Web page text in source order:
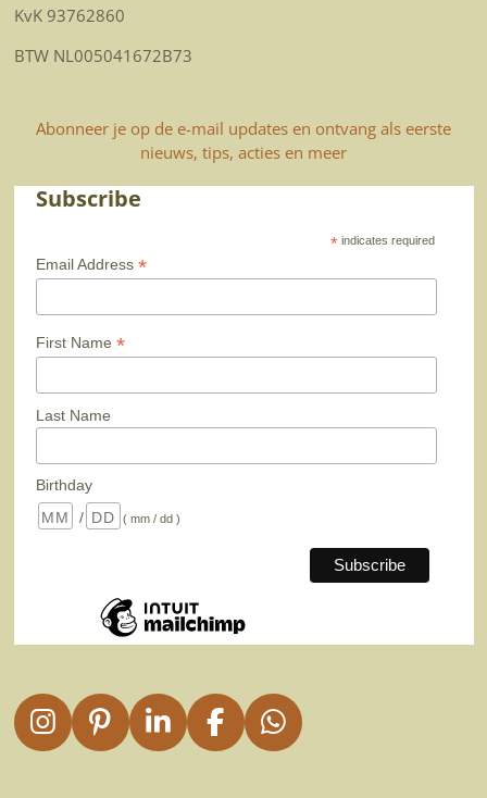
KvK 93762860
BTW NL005041672B73
Abonneer je op de e-mail updates en ontvang als eerste
nieuws, tips, acties en meer
Subscribe
* indicates required
Email Address *
First Name *
Last Name
Birthday
/
( mm / dd )
I
n
P
i
L
i
F
a
W
h